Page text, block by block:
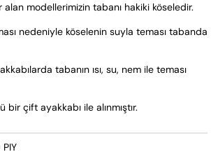
alan modellerimizin tabanı hakiki köseledir.
nedeniyle köselenin suyla teması tabanda
tabanın ısı, su, nem ile teması
bir çift ayakkabı ile alınmıştır.